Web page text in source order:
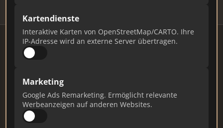
Kartendienste
Interaktive Karten von OpenStreetMap/CARTO. Ihre
IP-Adresse wird an externe Server übertragen.
Marketing
Google Ads Remarketing. Ermöglicht relevante
Werbeanzeigen auf anderen Websites.
# MAKLER / FIRMA